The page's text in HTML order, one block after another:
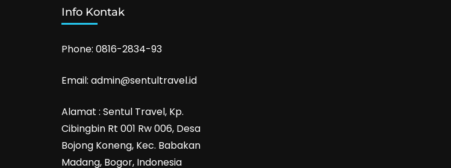
Info Kontak
Phone: 0816-2834-93
Email: admin@sentultravel.id
Alamat : Sentul Travel, Kp.
Cibingbin Rt 001 Rw 006, Desa
Bojong Koneng, Kec. Babakan
Madang, Bogor, Indonesia